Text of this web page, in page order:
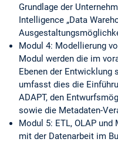
Grundlage der
Intelligence „Data
Modul 4: Modellierung
Modul werden die im
Ebenen der
umfasst dies die
ADAPT, den
sowie die Metadaten-
Modul 5: ETL, OLAP
mit der Datenarbeit im